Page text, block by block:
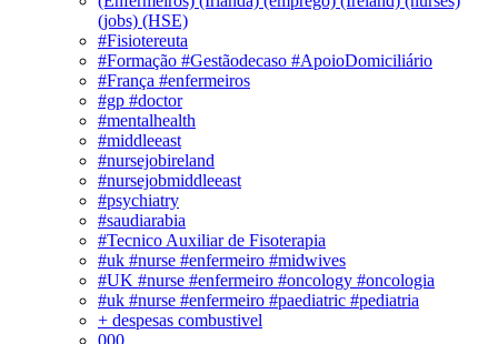
(jobs) (HSE)
#Fisiotereuta
#Formação #Gestãodecaso #ApoioDomiciliário
#França #enfermeiros
#gp #doctor
#mentalhealth
#middleeast
#nursejobireland
#nursejobmiddleeast
#psychiatry
#saudiarabia
#Tecnico Auxiliar de Fisoterapia
#uk #nurse #enfermeiro #midwives
#UK #nurse #enfermeiro #oncology #oncologia
#uk #nurse #enfermeiro #paediatric #pediatria
+ despesas combustivel
000